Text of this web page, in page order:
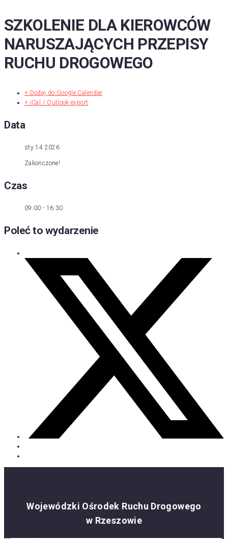
Skip
to
content
SZKOLENIE DLA KIEROWCÓW
NARUSZAJĄCYCH PRZEPISY
RUCHU DROGOWEGO
+ Dodaj do Google Calendar
+ iCal / Outlook export
Data
sty 14 2026
Zakończone!
Czas
09:00 - 16:30
Poleć to wydarzenie
Wojewódzki Ośrodek Ruchu Drogowego
w Rzeszowie